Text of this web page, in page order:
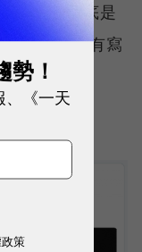
, 研究倒底是
下角分明有寫
天啊。
！
、《一天
策